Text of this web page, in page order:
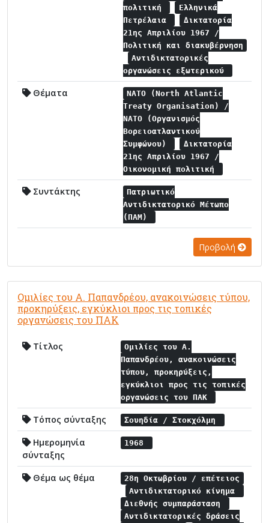
πολιτική
Ελληνικά
Πετρέλαια
Δικτατορία
21ης Απριλίου 1967 /
Πολιτική και διακυβέρνηση
Αντιδικτατορικές
οργανώσεις εξωτερικού
Θέματα
NATO (North Atlantic
Treaty Organisation) /
NATO (Οργανισμός
Βορειοατλαντικού
Συμφώνου)
Δικτατορία
21ης Απριλίου 1967 /
Οικονομική πολιτική
Συντάκτης
Πατριωτικό
Αντιδικτατορικό Μέτωπο
(ΠΑΜ)
Προβολή
Ομιλίες του Α. Παπανδρέου, ανακοινώσεις τύπου,
προκηρύξεις, εγκύκλιοι προς τις τοπικές
οργανώσεις του ΠΑΚ
Τίτλος
Ομιλίες του Α.
Παπανδρέου, ανακοινώσεις
τύπου, προκηρύξεις,
εγκύκλιοι προς τις τοπικές
οργανώσεις του ΠΑΚ
Τόπος σύνταξης Σουηδία / Στοκχόλμη
Ημερομηνία
σύνταξης
1968
Θέμα ως θέμα
28η Οκτωβρίου / επέτειος
Αντιδικτατορικό κίνημα
Διεθνής συμπαράσταση
Αντιδικτατορικές δράσεις